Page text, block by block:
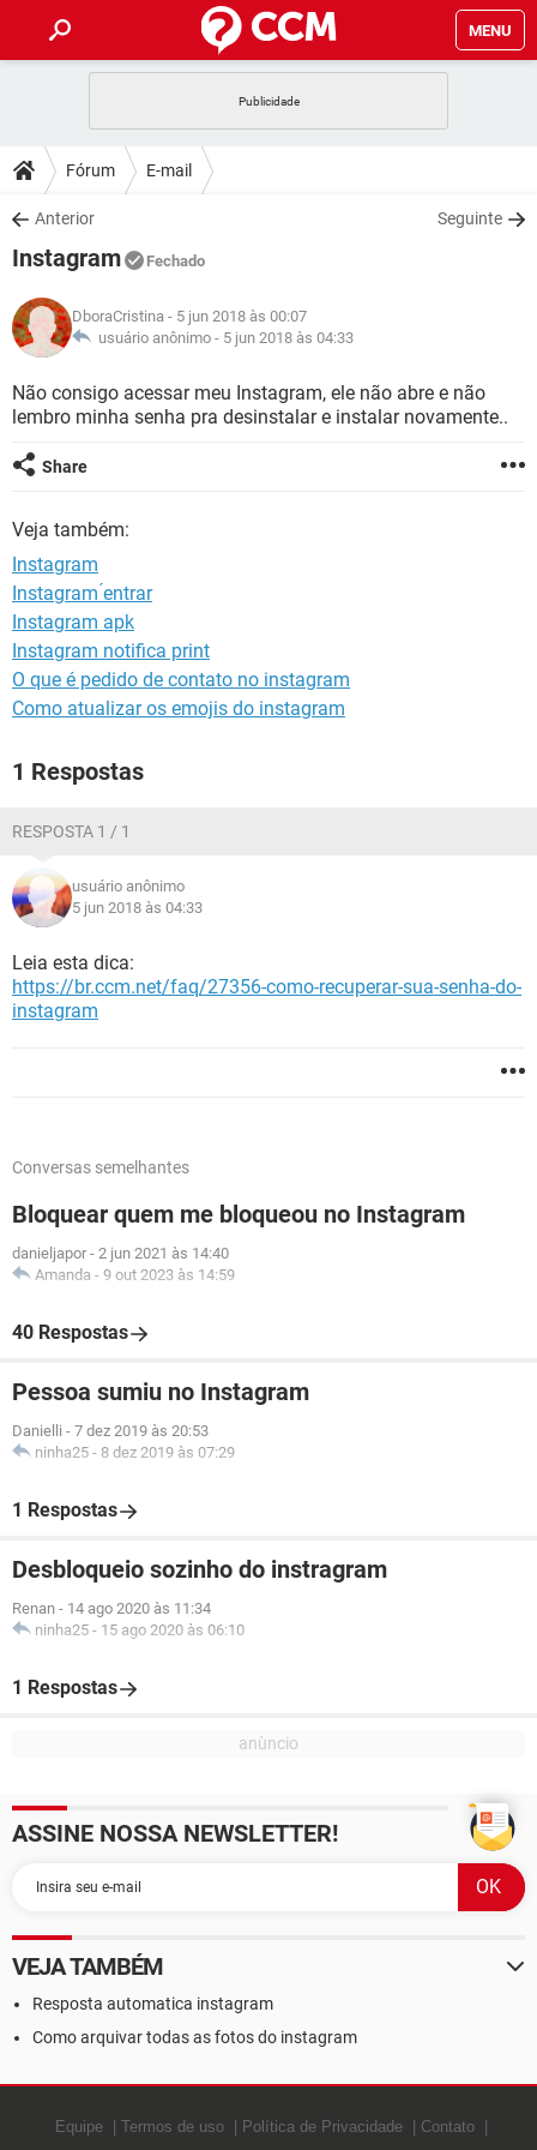
MENU
CELULAR
OUTLOOK
INSTAGRAM
GUIA DE COMPRAS
DICAS
JOGOS
INSTAGRAM GMAIL
GUIA DE COMPRAS
DOWNLOADS
JOGOS
CELULAR
OUTLOOK EXCEL
INSTAGRAM
GUIA DE COMPRAS
FÓRUM
JOGOS WHATSAPP
CELULAR
OUTLOOK EXCEL
GLOSSÁRIO
JOGOS WHATSAPP
CELULAR FACEBOOK
OUTLOOK
GUIA DE COMPRAS
Fórum E-mail
Anterior Seguinte
Instagram Fechado
DboraCristina - 5 jun 2018 às 00:07
usuário anônimo - 5 jun 2018 às 04:33
Não consigo acessar meu Instagram, ele não abre e não
lembro minha senha pra desinstalar e instalar novamente..
Share
Veja também:
Instagram
Instagram ́entrar
Instagram apk
Instagram notifica print
O que é pedido de contato no instagram
Como atualizar os emojis do instagram
1 Respostas
RESPOSTA 1 / 1
usuário anônimo
5 jun 2018 às 04:33
Leia esta dica:
https://br.ccm.net/faq/27356-como-recuperar-sua-senha-do-
instagram
Conversas semelhantes
Bloquear quem me bloqueou no Instagram
danieljapor - 2 jun 2021 às 14:40
Amanda - 9 out 2023 às 14:59
40 Respostas
Pessoa sumiu no Instagram
Danielli - 7 dez 2019 às 20:53
ninha25 - 8 dez 2019 às 07:29
1 Respostas
Desbloqueio sozinho do instragram
Renan - 14 ago 2020 às 11:34
ninha25 - 15 ago 2020 às 06:10
1 Respostas
ASSINE NOSSA NEWSLETTER!
VEJA TAMBÉM
Resposta automatica instagram
Como arquivar todas as fotos do instagram
Equipe Termos de uso Política de Privacidade Contato